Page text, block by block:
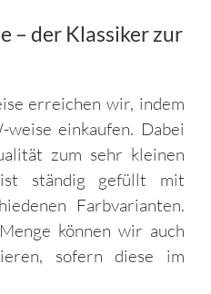
– der Klassiker zur
erreichen wir, indem
einkaufen. Dabei
zum sehr kleinen
ständig gefüllt mit
Farbvarianten.
können wir auch
sofern diese im